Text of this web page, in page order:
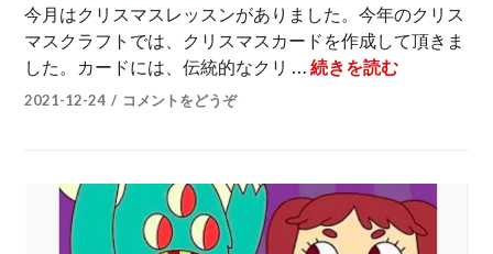
今月はクリスマスレッスンがありました。今年のクリス
マスクラフトでは、クリスマスカードを作成して頂きま
した。カードには、伝統的なクリ …続きを読む2021年の
2021-12-24 コメントをどうぞ